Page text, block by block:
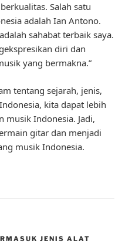
Salah satu
adalah Ian Antono.
sahabat terbaik saya.
diri dan
yang bermakna.”
tentang sejarah, jenis,
kita dapat lebih
musik Indonesia. Jadi,
gitar dan menjadi
musik Indonesia.
JENIS ALAT